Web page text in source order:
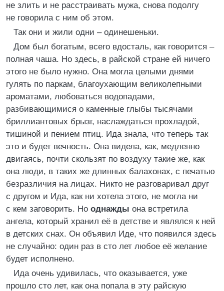
не злить и не расстраивать мужа, снова подолгу
не говорила с ним об этом.
Так они и жили одни – одинешеньки.
Дом был богатым, всего вдосталь, как говорится –
полная чаша. Но здесь, в райской стране ей ничего
этого не было нужно. Она могла целыми днями
гулять по паркам, благоухающим великолепными
ароматами, любоваться водопадами,
разбивающимися о каменные глыбы тысячами
бриллиантовых брызг, наслаждаться прохладой,
тишиной и пением птиц. Ида знала, что теперь так
это и будет вечность. Она видела, как, медленно
двигаясь, почти скользят по воздуху такие же, как
она люди, в таких же длинных балахонах, с печатью
безразличия на лицах. Никто не разговаривал друг
с другом и Ида, как ни хотела этого, не могла ни
с кем заговорить. Но однажды она встретила
ангела, который хранил её в детстве и являлся к ней
в детских снах. Он объявил Иде, что появился здесь
не случайно: один раз в сто лет любое её желание
будет исполнено.
Ида очень удивилась, что оказывается, уже
прошло сто лет, как она попала в эту райскую